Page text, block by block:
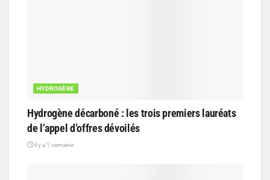
HYDROGÈNE
Hydrogène décarboné : les trois premiers lauréats
de l’appel d’offres dévoilés
il y a 1 semaine